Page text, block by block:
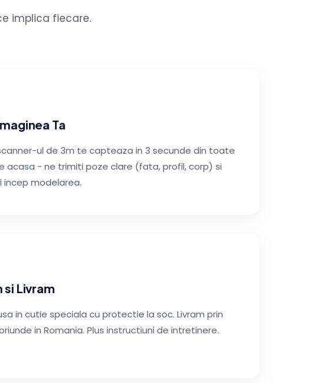
implica fiecare.
Ta
ul de 3m te capteaza in 3 secunde din toate
acasa - ne trimiti poze clare (fata, profil, corp) si
incep modelarea.
si Livram
in cutie speciala cu protectie la soc. Livram prin
in Romania. Plus instructiuni de intretinere.